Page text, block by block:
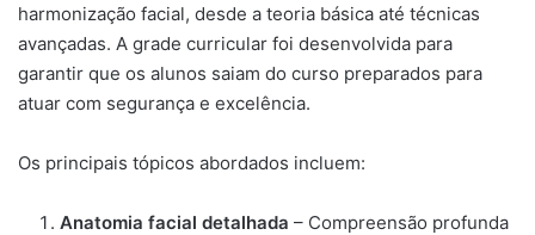
harmonização facial, desde a teoria básica até técnicas
avançadas. A grade curricular foi desenvolvida para
garantir que os alunos saiam do curso preparados para
atuar com segurança e excelência.
Os principais tópicos abordados incluem:
Anatomia facial detalhada – Compreensão profunda